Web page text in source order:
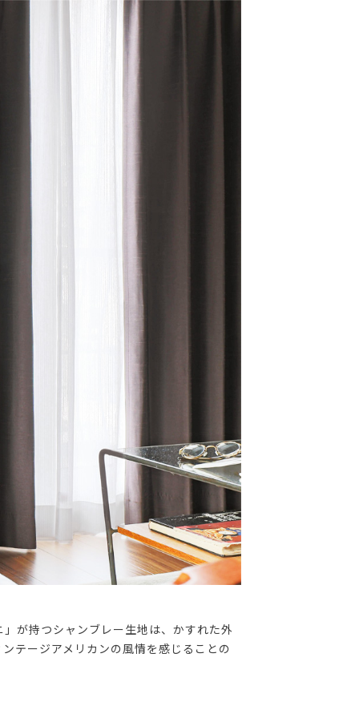
が持つシャンブレー生地は、かすれた外
テージアメリカンの風情を感じることの